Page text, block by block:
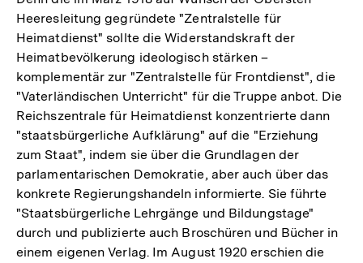
Heeresleitung gegründete "Zentralstelle für
Heimatdienst" sollte die Widerstandskraft der
Heimatbevölkerung ideologisch stärken –
komplementär zur "Zentralstelle für Frontdienst", die
"Vaterländischen Unterricht" für die Truppe anbot. Die
Reichszentrale für Heimatdienst konzentrierte dann
"staatsbürgerliche Aufklärung" auf die "Erziehung
zum Staat", indem sie über die Grundlagen der
parlamentarischen Demokratie, aber auch über das
konkrete Regierungshandeln informierte. Sie führte
"Staatsbürgerliche Lehrgänge und Bildungstage"
durch und publizierte auch Broschüren und Bücher in
einem eigenen Verlag. Im August 1920 erschien die